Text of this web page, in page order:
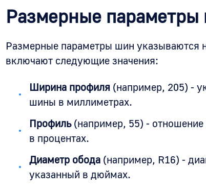
Размерные
Размерные параметры шин указываются
включают следующие значения:
Ширина профиля (например, 205) -
шины в миллиметрах.
Профиль(например, 55) -
в процентах.
Диаметр обода (например, R16) -
указанный в дюймах.